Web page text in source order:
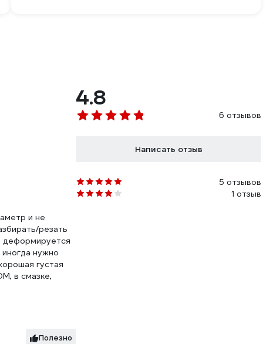
4.8
6 отзывов
Написать отзыв
5 отзывов
1 отзыв
и не
резать
деформируется
нужно
густая
в смазке,
Полезно